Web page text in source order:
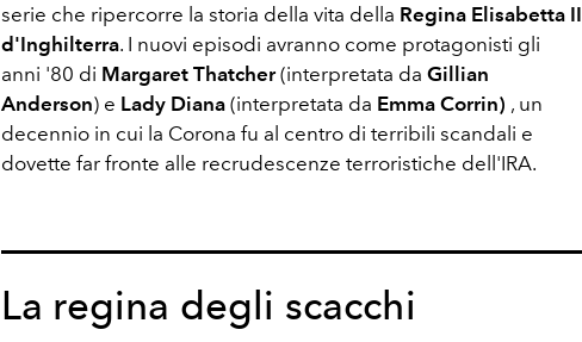
serie che ripercorre la storia della vita della Regina Elisabetta II
d'Inghilterra. I nuovi episodi avranno come protagonisti gli
anni '80 di Margaret Thatcher(interpretata da Gillian
Anderson) e Lady Diana (interpretata da Emma Corrin) , un
decennio in cui la Corona fu al centro di terribili scandali e
dovette far fronte alle recrudescenze terroristiche dell'IRA.
La regina degli scacchi